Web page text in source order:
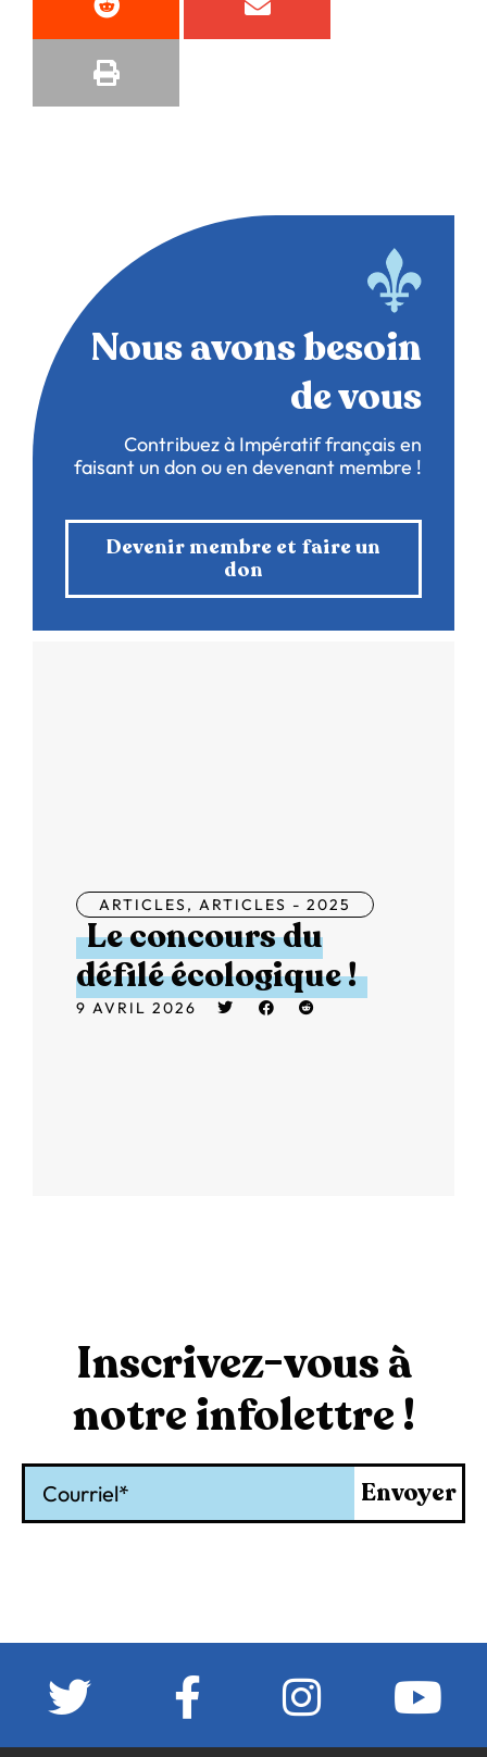
Nous avons besoin
de vous
Contribuez à Impératif français en
faisant un don ou en devenant membre !
Devenir membre et faire un
don
ARTICLES, ARTICLES - 2025
Le concours du
défilé écologique !
9 AVRIL 2026
Inscrivez-vous à
notre infolettre !
Envoyer